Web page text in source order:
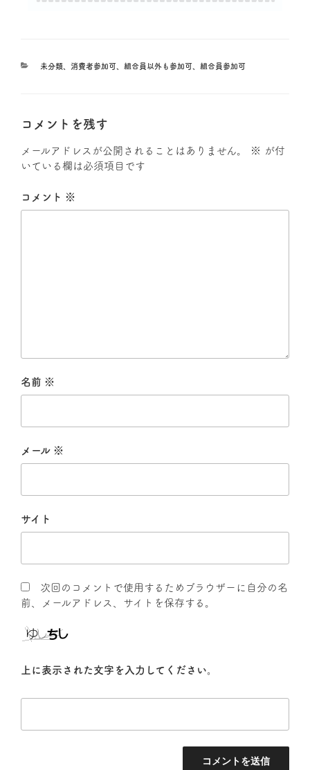
未分類、 消費者参加可、 組合員以外も参加可、 組合員参加可
コメントを残す
メールアドレスが公開されることはありません。 ※ が付
いている欄は必須項目です
コメント ※
名前 ※
メール ※
サイト
次回のコメントで使用するためブラウザーに自分の名
前、メールアドレス、サイトを保存する。
上に表示された文字を入力してください。